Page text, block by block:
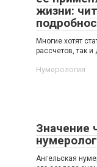
жизни:
Многие хотят
рассчетов, так и
Нумерология
Значение
Ангельская